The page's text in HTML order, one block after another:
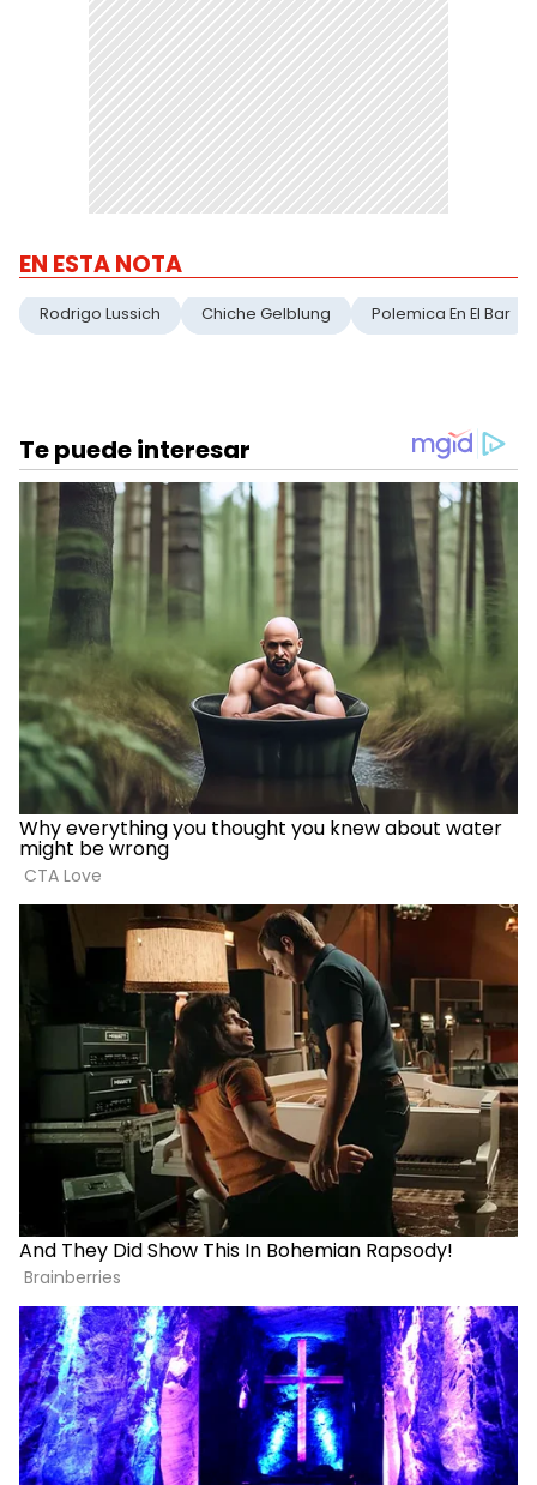
EN ESTA NOTA
Rodrigo Lussich Chiche Gelblung Polemica En El Bar